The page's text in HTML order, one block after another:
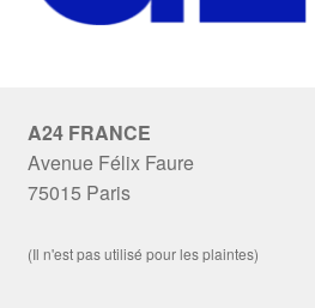
A24 FRANCE
Avenue Félix Faure
75015 Paris
(Il n'est pas utilisé pour les plaintes)